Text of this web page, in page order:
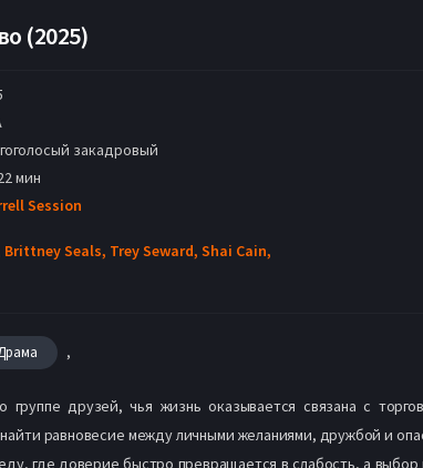
(2025)
закадровый
мин
Session
Brittney Seals, Trey Seward, Shai Cain,
,
группе друзей, чья жизнь оказывается связана с
равновесие между личными желаниями, дружбой и
где доверие быстро превращается в слабость, а